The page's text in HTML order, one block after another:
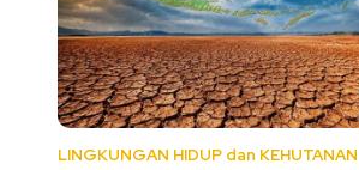
LINGKUNGAN HIDUP dan KEHUTANAN